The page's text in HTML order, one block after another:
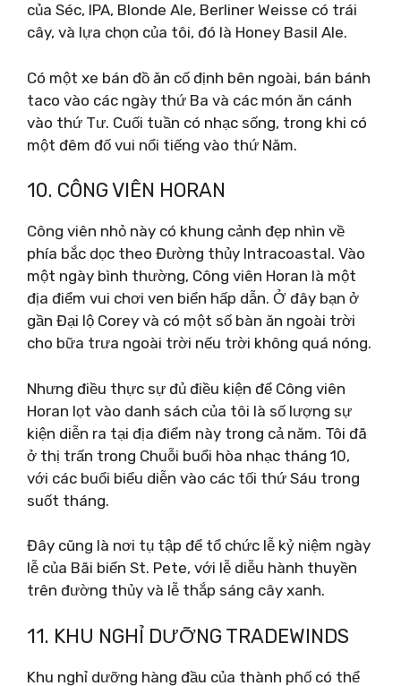
của Séc, IPA, Blonde Ale, Berliner Weisse có trái
cây, và lựa chọn của tôi, đó là Honey Basil Ale.
Có một xe bán đồ ăn cố định bên ngoài, bán bánh
taco vào các ngày thứ Ba và các món ăn cánh
vào thứ Tư. Cuối tuần có nhạc sống, trong khi có
một đêm đố vui nổi tiếng vào thứ Năm.
10. CÔNG VIÊN HORAN
Công viên nhỏ này có khung cảnh đẹp nhìn về
phía bắc dọc theo Đường thủy Intracoastal. Vào
một ngày bình thường, Công viên Horan là một
địa điểm vui chơi ven biển hấp dẫn. Ở đây bạn ở
gần Đại lộ Corey và có một số bàn ăn ngoài trời
cho bữa trưa ngoài trời nếu trời không quá nóng.
Nhưng điều thực sự đủ điều kiện để Công viên
Horan lọt vào danh sách của tôi là số lượng sự
kiện diễn ra tại địa điểm này trong cả năm. Tôi đã
ở thị trấn trong Chuỗi buổi hòa nhạc tháng 10,
với các buổi biểu diễn vào các tối thứ Sáu trong
suốt tháng.
Đây cũng là nơi tụ tập để tổ chức lễ kỷ niệm ngày
lễ của Bãi biển St. Pete, với lễ diễu hành thuyền
trên đường thủy và lễ thắp sáng cây xanh.
11. KHU NGHỈ DƯỠNG TRADEWINDS
Khu nghỉ dưỡng hàng đầu của thành phố có thể